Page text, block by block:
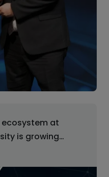
ecosystem at
is growing